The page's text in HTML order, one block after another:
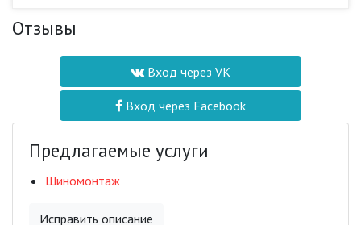
Отзывы
Вход через VK
Вход через Facebook
Предлагаемые услуги
Шиномонтаж
Исправить описание